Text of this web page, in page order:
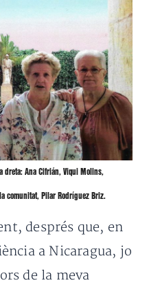
dreta: Ana Cifrián, Viqui Molins,
comunitat, Pilar Rodríguez Briz.
després que, en
a Nicaragua, jo
de la meva